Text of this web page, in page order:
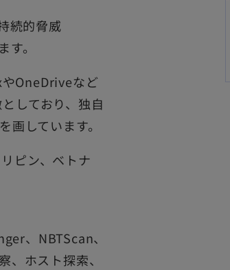
続的脅威
。
OneDriveなど
しており、独自
しています。
ピン、ベトナ
、NBTScan、
、ホスト探索、